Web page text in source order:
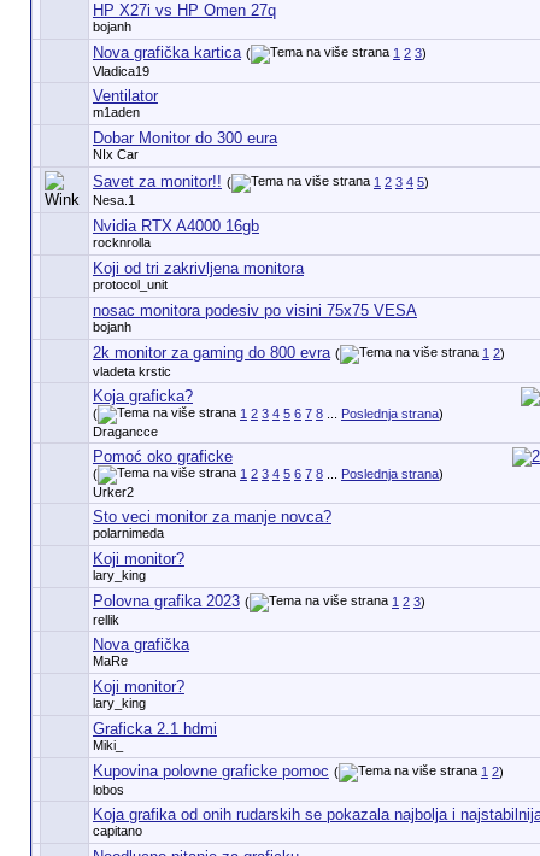
HP X27i vs HP Omen 27q
bojanh
Nova grafička kartica ( 1 2 3)
Vladica19
Ventilator
m1aden
Dobar Monitor do 300 eura
NIx Car
Savet za monitor!! ( 1 2 3 4 5)
Nesa.1
Nvidia RTX A4000 16gb
rocknrolla
Koji od tri zakrivljena monitora
protocol_unit
nosac monitora podesiv po visini 75x75 VESA
bojanh
2k monitor za gaming do 800 evra ( 1 2)
vladeta krstic
Koja graficka?
( 1 2 3 4 5 6 7 8... Poslednja strana)
Dragancce
Pomoć oko graficke
( 1 2 3 4 5 6 7 8... Poslednja strana)
Urker2
Sto veci monitor za manje novca?
polarnimeda
Koji monitor?
lary_king
Polovna grafika 2023 ( 1 2 3)
rellik
Nova grafička
MaRe
Koji monitor?
lary_king
Graficka 2.1 hdmi
Miki_
Kupovina polovne graficke pomoc ( 1 2)
lobos
Koja grafika od onih rudarskih se pokazala najbolja i
capitano